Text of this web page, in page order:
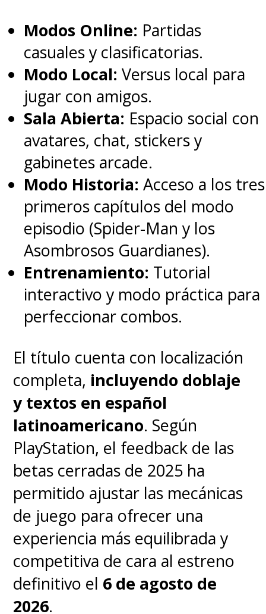
El alma del especial estuvo en
Mantis, que finalmente salió
del alivio cómico para ser
explorada y poner en
perspectiva su personalidad,
sus sentimientos. Ella es la
verdadera protagonista de esta
historia, con Klementieff dando
su mejor interpretación del
personajehasta ese momento
permitiendo conocerla de
verdad. Ya no es un secundario
sin importancia.
realmente emotiva, lo cual es
justo lo que debe conseguir un
especial navideño.Hacernos
sentir bien.
Modos Online: Partidas
casuales y clasificatorias.
Modo Local: Versus local para
jugar con amigos.
Sala Abierta: Espacio social con
avatares, chat, stickers y
gabinetes arcade.
Modo Historia: Acceso a los tres
primeros capítulos del modo
episodio (Spider-Man y los
Asombrosos Guardianes).
Entrenamiento: Tutorial
interactivo y modo práctica para
perfeccionar combos.
El título cuenta con localización
completa, incluyendo doblaje
y textos en español
latinoamericano. Según
PlayStation, el feedback de las
betas cerradas de 2025 ha
permitido ajustar las mecánicas
de juego para ofrecer una
experiencia más equilibrada y
competitiva de cara al estreno
definitivo el 6 de agosto de
2026.